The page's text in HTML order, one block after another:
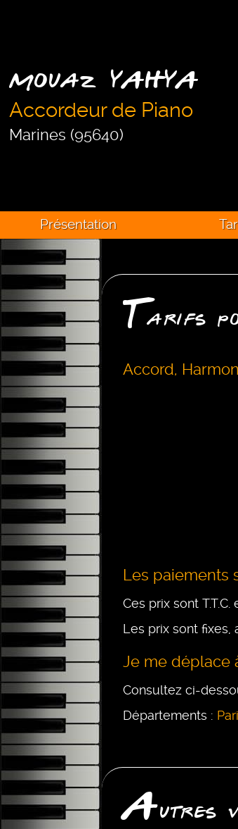
Mouaz YAHYA
Accordeur de Piano
Marines (95640)
Présentation
Tarifs
Accord,
Les paiements
Ces prix sont
Les prix sont
Je me déplace
Consultez ci-
Départements :
Autres